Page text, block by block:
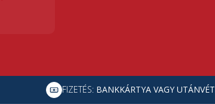
FIZETÉS: BANKKÁRTYA VAGY UTÁNVÉT